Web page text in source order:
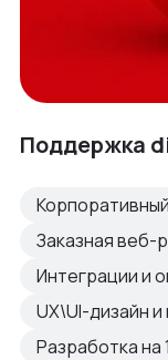
Поддержка
Заказная веб-
Интеграции и
UX\UI-дизайн
Разработка